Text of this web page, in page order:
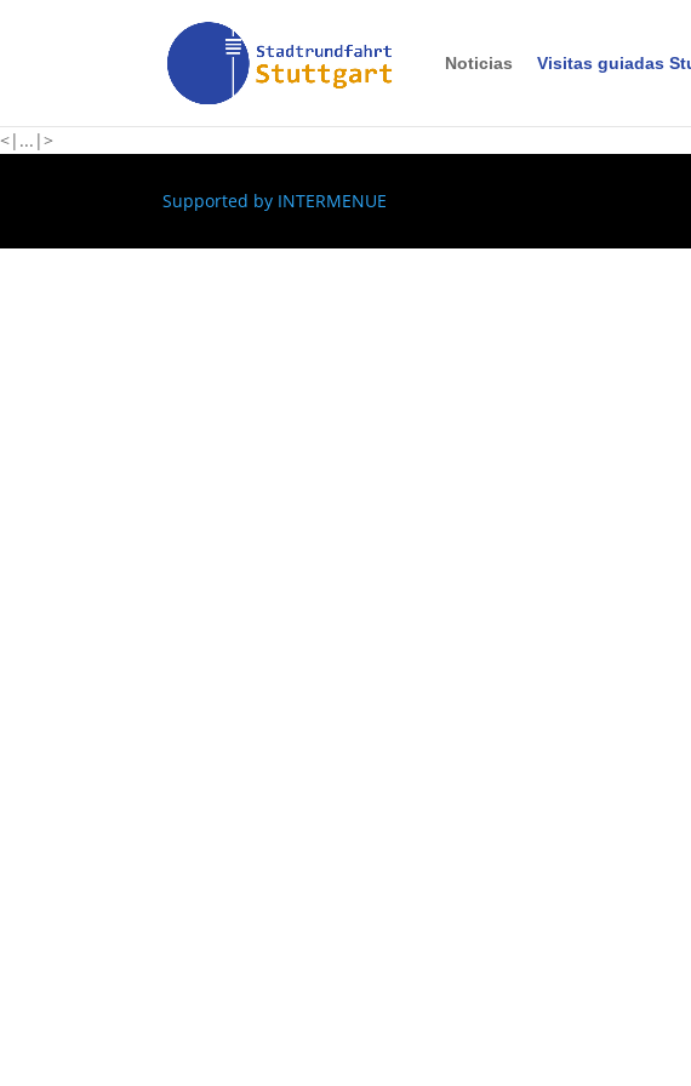
Noticias Visitas guiadas
<|...|>
Supported by INTERMENUE